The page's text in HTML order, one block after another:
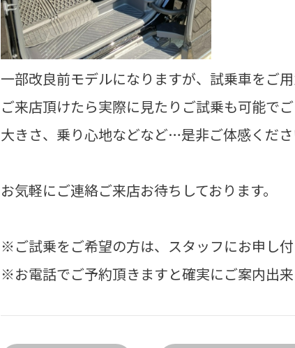
一部改良前モデルになりますが、試乗車をご
ご来店頂けたら実際に見たりご試乗も可能でご
大きさ、乗り心地などなど…是非ご体感くださ
お気軽にご連絡ご来店お待ちしております。
※ご試乗をご希望の方は、スタッフにお申し
※お電話でご予約頂きますと確実にご案内出